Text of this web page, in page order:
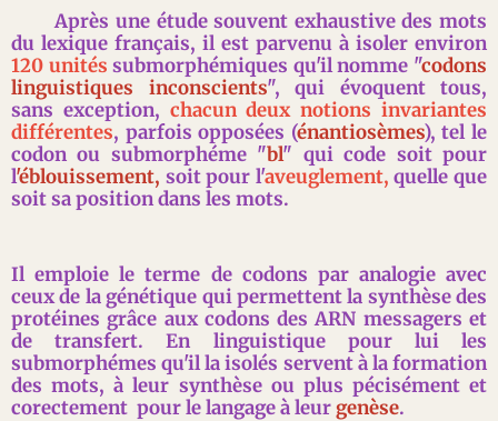
Après une étude souvent exhaustive des mots
du lexique français, il est parvenu à isoler environ
120 unitéssubmorphémiques qu'il nomme "codons
linguistiques inconscients", qui évoquent tous,
sans exception, chacun deux notions invariantes
différentes, parfois opposées (énantiosèmes), tel le
codon ou submorphéme "bl" qui code soit pour
l'éblouissement, soit pour l'aveuglement, quelle que
soit sa position dans les mots.
Il emploie le terme de codons par analogie avec
ceux de la génétique qui permettent la synthèse des
protéines grâce aux codons des ARN messagers et
de transfert. En linguistique pour lui les
submorphémes qu'il la isolés servent à la formation
des mots, à leur synthèse ou plus pécisément et
corectement pour le langage à leurgenèse.